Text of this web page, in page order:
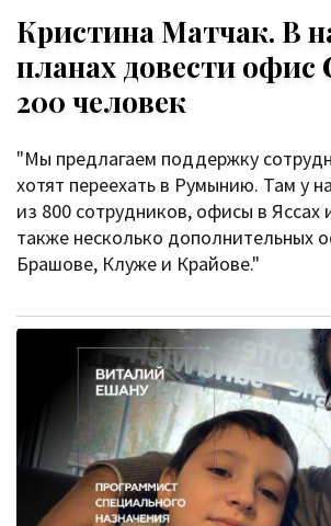
Кристина Матчак. В
планах довести офис
200 человек
"Мы предлагаем поддержку
хотят переехать в Румынию. Там у
из 800 сотрудников, офисы в Яссах
также несколько дополнительных
Брашове, Клуже и Крайове."